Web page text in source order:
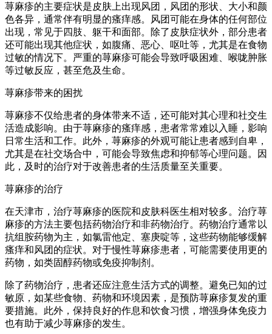
荨麻疹的主要症状是皮肤上出现风团，风团的形状、大小和颜
色各异，通常伴有明显的瘙痒感。风团可能在身体的任何部位
出现，常见于四肢、躯干和面部。除了皮肤症状外，部分患者
还可能出现其他症状，如腹痛、恶心、呕吐等，尤其是在食物
过敏的情况下。严重的荨麻疹可能会导致呼吸困难、喉咙肿胀
等过敏反应，甚至危及生命。
荨麻疹带来的困扰
荨麻疹不仅给患者的身体带来不适，还可能对其心理和社交生
活造成影响。由于荨麻疹的瘙痒感，患者常常难以入睡，影响
日常生活和工作。此外，荨麻疹的外观可能让患者感到自卑，
尤其是在社交场合中，可能会导致焦虑和抑郁等心理问题。因
此，及时的治疗对于改善患者的生活质量至关重要。
荨麻疹的治疗
在天津市，治疗荨麻疹的医院和皮肤科医生相对较多。治疗荨
麻疹的方法主要包括药物治疗和非药物治疗。药物治疗通常以
抗组胺药物为主，如氯雷他定、塞庚啶等，这些药物能够缓解
瘙痒和风团的症状。对于慢性荨麻疹患者，可能需要使用更的
药物，如类固醇药物或免疫抑制剂。
除了药物治疗，患者还应注意生活方式的调整。避免已知的过
敏原，如某些食物、药物和环境因素，是预防荨麻疹复发的重
要措施。此外，保持良好的作息和饮食习惯，增强身体免疫力
也有助于减少荨麻疹的发生。